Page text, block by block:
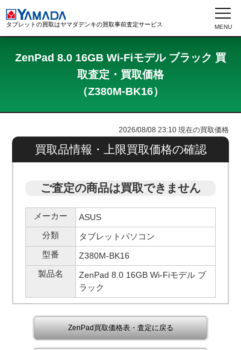
タブレットの買取はヤマダデンキの買取事前査定サービス
ZenPad 8.0 16GB Wi-Fiモデル ブラック 買
取査定・買取価格
（Z380M-BK16）
2026/08/08 23:10 現在の買取価格
買取品情報・上限買取価格の確認
ご査定の商品は買取できません
メーカー
ASUS
分類
タブレットパソコン
型番
Z380M-BK16
製品名
ZenPad 8.0 16GB Wi-Fiモデル ブ
ラック
ZenPad買取価格表・査定に戻る